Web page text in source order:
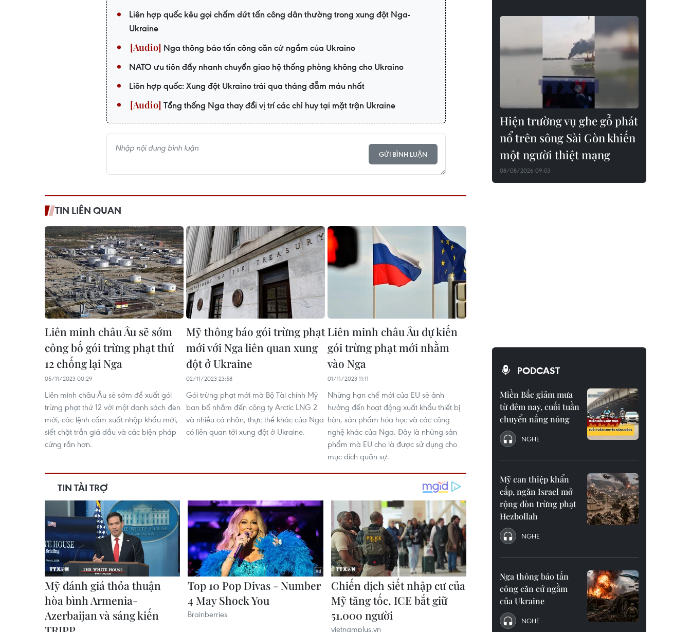
Liên hợp quốc kêu gọi chấm dứt tấn công dân thường trong xung đột Nga-
Ukraine
Nga thông báo tấn công căn cứ ngầm của Ukraine
NATO ưu tiên đẩy nhanh chuyển giao hệ thống phòng không cho Ukraine
Liên hợp quốc: Xung đột Ukraine trải qua tháng đẫm máu nhất
Tổng thống Nga thay đổi vị trí các chỉ huy tại mặt trận Ukraine
GỬI BÌNH LUẬN
TIN LIÊN QUAN
Liên minh châu Âu sẽ sớm
công bố gói trừng phạt thứ
12 chống lại Nga
05/11/2023 00:29
Liên minh châu Âu sẽ sớm đề xuất gói
trừng phạt thứ 12 với một danh sách đen
mới, các lệnh cấm xuất nhập khẩu mới,
siết chặt trần giá dầu và các biện pháp
cứng rắn hơn.
Mỹ thông báo gói trừng phạt
mới với Nga liên quan xung
đột ở Ukraine
02/11/2023 23:58
Gói trừng phạt mới mà Bộ Tài chính Mỹ
ban bố nhắm đến công ty Arctic LNG 2
và nhiều cá nhân, thực thể khác của Nga
có liên quan tới xung đột ở Ukraine.
Liên minh châu Âu dự kiến
gói trừng phạt mới nhằm
vào Nga
01/11/2023 11:11
Những hạn chế mới của EU sẽ ảnh
hưởng đến hoạt động xuất khẩu thiết bị
hàn, sản phẩm hóa học và các công
nghệ khác của Nga. Đây là những sản
phẩm mà EU cho là được sử dụng cho
mục đích quân sự.
Hiện trường vụ ghe gỗ phát
nổ trên sông Sài Gòn khiến
một người thiệt mạng
08/08/2026 09:03
PODCAST
Miền Bắc giảm mưa
từ đêm nay, cuối tuần
chuyển nắng nóng
NGHE
Mỹ can thiệp khẩn
cấp, ngăn Israel mở
rộng đòn trừng phạt
Hezbollah
NGHE
Nga thông báo tấn
công căn cứ ngầm
của Ukraine
NGHE